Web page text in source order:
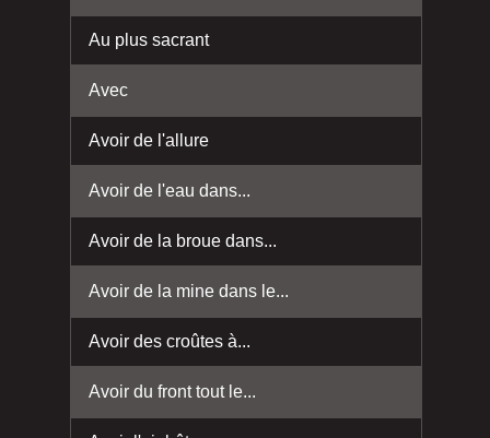
Au plus sacrant
Avec
Avoir de l'allure
Avoir de l'eau dans...
Avoir de la broue dans...
Avoir de la mine dans le...
Avoir des croûtes à...
Avoir du front tout le...